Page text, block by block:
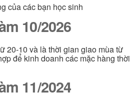
của các bạn học sinh
10/2026
20-10 và là thời gian giao mùa từ
để kinh doanh các mặc hàng thời
11/2024